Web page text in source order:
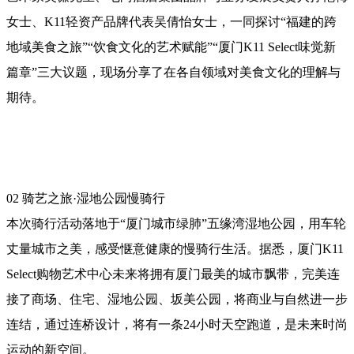
女士、K11轻资产品牌代表吴倩怡女士，一同探讨“福建的跨
地域美食之旅”“饮食文化的艺术赋能”“厦门K11 Select味觉新
篇章”三大议题，现场分享了在各自领域对美食文化的理解与
期待。
02 骑艺之旅·湿地公园慢骑行
本次骑行活动落地于“厦门城市绿肺”五缘湾湿地公园，用车轮
丈量城市之美，感受惬意健康的慢骑行生活。据悉，厦门K11
Select购物艺术中心未来将拥有厦门最美的城市飘带，完美连
接了商场、住宅、湿地公园、坂美公园，将商业与自然进一步
连结，通过连桥设计，将有一条24小时天空跑道，是未来时尚
运动的新空间。